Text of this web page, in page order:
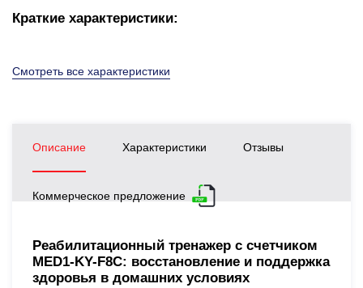
Краткие характеристики:
Смотреть все характеристики
Описание Характеристики Отзывы
Коммерческое предложение
Реабилитационный тренажер с счетчиком
MED1-KY-F8С: восстановление и поддержка
здоровья в домашних условиях